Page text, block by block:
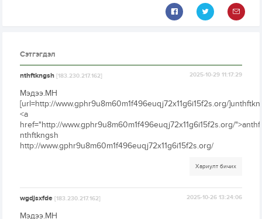
Сэтгэгдэл
nthftkngsh[183.230.217.162] 2025-10-29 11:17:29
Мэдээ.МН
[url=http://www.gphr9u8m60m1f496euqj72x11g6i15f2s.org/
<a
href="http://www.gphr9u8m60m1f496euqj72x11g6i15f2s.org/
nthftkngsh
http://www.gphr9u8m60m1f496euqj72x11g6i15f2s.org/
Хариулт бичих
wgdjsxfde[183.230.217.162] 2025-10-26 13:24:06
Мэдээ.МН